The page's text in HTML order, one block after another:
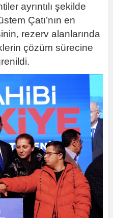
ayrıntılı şekilde
Çatı’nın en
rezerv alanlarında
çözüm sürecine